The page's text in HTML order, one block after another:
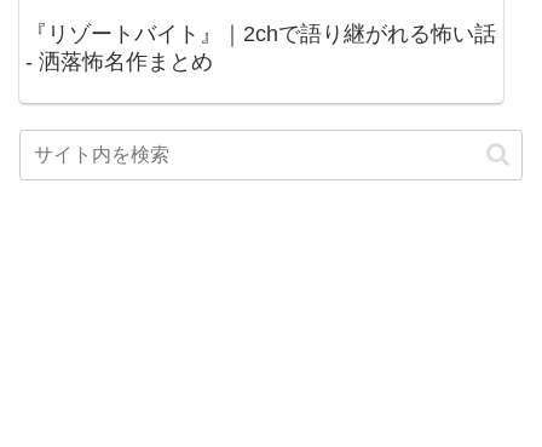
『リゾートバイト』｜2chで語り継がれる怖い話
- 洒落怖名作まとめ